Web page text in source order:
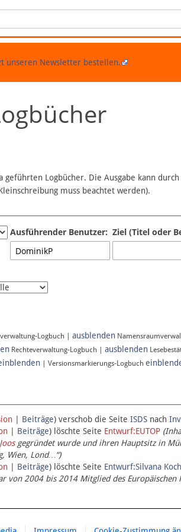
unseren Newsletter bestellen.
Logbücher. Die Ausgabe kann
muss beachtet werden).
Ausführender Benutzer: Ziel (Titel oder
Logbuch | ausblenden
Rechteverwaltung-Logbuch | ausblenden
| Versionsmarkierungs-Logbuch
| Beiträge) verschob die Seite ISDS nach
| Beiträge) löschte Seite Entwurf:EUTOP
gegründet wurde und ihren Hauptsitz in
Wien, Lond…“)
| Beiträge) löschte Seite Entwurf:Silvana
von 2004 bis 2014 Mitglied des